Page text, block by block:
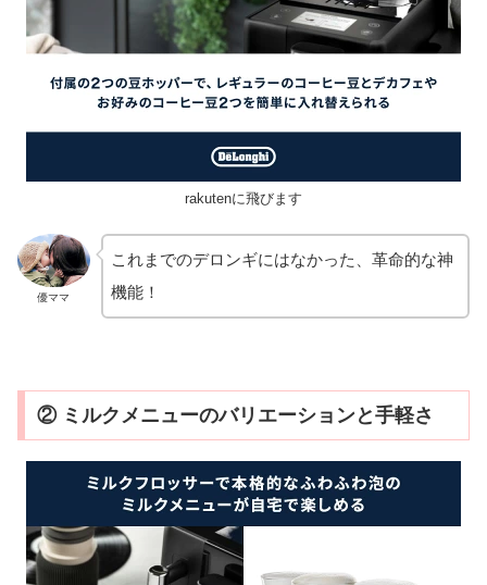
rakutenに飛びます
優ママ
これまでのデロンギにはなかった、革命的な神
機能！
② ミルクメニューのバリエーションと手軽さ